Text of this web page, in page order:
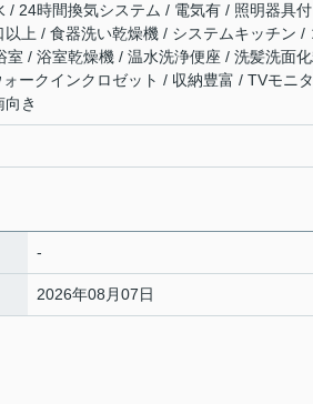
/ 24時間換気システム / 電気有 / 照明器具付
上 / 食器洗い乾燥機 / システムキッチン /
/ 浴室乾燥機 / 温水洗浄便座 / 洗髪洗面
ークインクロゼット / 収納豊富 / TVモニ
き
-
2026年08月07日